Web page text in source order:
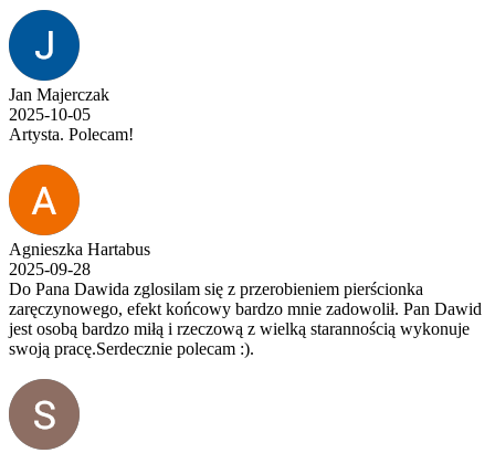
Jan Majerczak
2025-10-05
Artysta. Polecam!
Agnieszka Hartabus
2025-09-28
Do Pana Dawida zglosilam się z przerobieniem pierścionka
zaręczynowego, efekt końcowy bardzo mnie zadowolił. Pan Dawid
jest osobą bardzo miłą i rzeczową z wielką starannością wykonuje
swoją pracę.Serdecznie polecam :).